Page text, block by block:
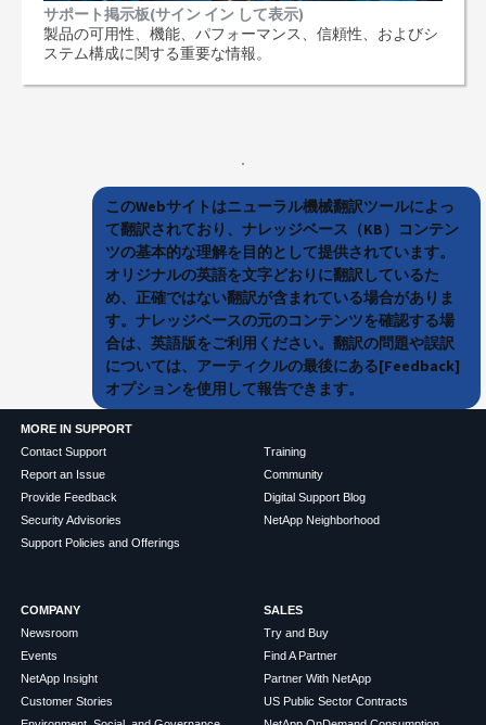
サポート掲示板(サイン イン して表示)
製品の可用性、機能、パフォーマンス、信頼性、およびシ
ステム構成に関する重要な情報。
このWebサイトはニューラル機械翻訳ツールによっ
て翻訳されており、ナレッジベース（KB）コンテン
ツの基本的な理解を目的として提供されています。
オリジナルの英語を文字どおりに翻訳しているた
め、正確ではない翻訳が含まれている場合がありま
す。ナレッジベースの元のコンテンツを確認する場
合は、英語版をご利用ください。翻訳の問題や誤訳
については、アーティクルの最後にある[Feedback]
オプションを使用して報告できます。
MORE IN SUPPORT
Contact Support
Report an Issue
Provide Feedback
Security Advisories
Support Policies and Offerings
Training
Community
Digital Support Blog
NetApp Neighborhood
COMPANY
Newsroom
Events
NetApp Insight
Customer Stories
SALES
Try and Buy
Find A Partner
Partner With NetApp
US Public Sector Contracts